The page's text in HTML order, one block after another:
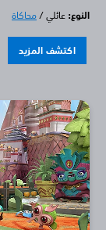
النوع:عائلي /محاكاة
اكتشف المزيد